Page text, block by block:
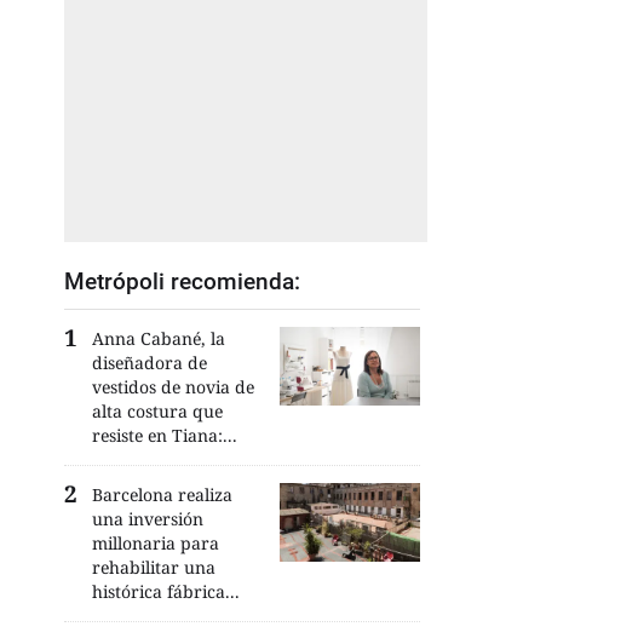
Metrópoli recomienda:
Anna Cabané, la
diseñadora de
vestidos de novia de
alta costura que
resiste en Tiana:...
Barcelona realiza
una inversión
millonaria para
rehabilitar una
histórica fábrica...